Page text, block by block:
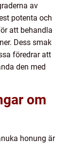
av
potenta och
att behandla
Dess smak
föredrar att
den med
om
honung är